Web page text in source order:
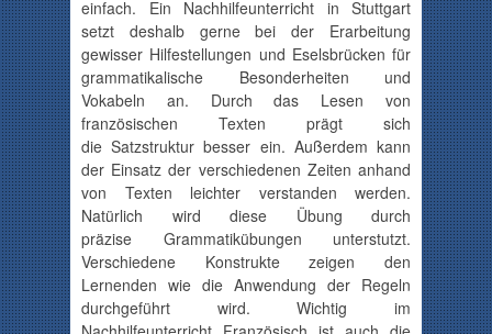
einfach. Ein Nachhilfeunterricht in Stuttgart
setzt deshalb gerne bei der Erarbeitung
gewisser Hilfestellungen und Eselsbrücken für
grammatikalische Besonderheiten und
Vokabeln an. Durch das Lesen von
französischen Texten prägt sich
die Satzstruktur besser ein. Außerdem kann
der Einsatz der verschiedenen Zeiten anhand
von Texten leichter verstanden werden.
Natürlich wird diese Übung durch
präzise
Grammatikübungen unterstutzt.
Verschiedene Konstrukte zeigen den
Lernenden wie die Anwendung der Regeln
durchgeführt wird. Wichtig im